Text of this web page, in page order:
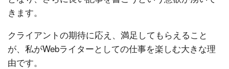
きます。
クライアントの期待に応え、満足してもらえること
が、私がWebライターとしての仕事を楽しむ大きな理
由です。